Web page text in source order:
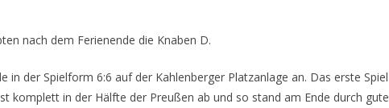
nach dem Ferienende die Knaben D.
in der Spielform 6:6 auf der Kahlenberger Platzanlage an. Das erste Spiel
komplett in der Hälfte der Preußen ab und so stand am Ende durch gute